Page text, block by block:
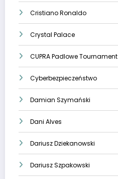
Cristiano Ronaldo
Crystal Palace
CUPRA Padlowe Tournament
Cyberbezpieczeństwo
Damian Szymański
Dani Alves
Dariusz Dziekanowski
Dariusz Szpakowski